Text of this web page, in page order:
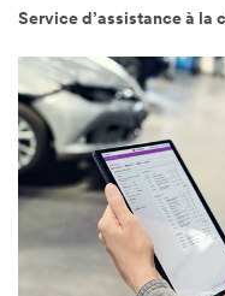
Service d’assistance à la